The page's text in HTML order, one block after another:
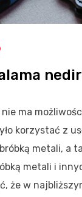
ma
korzystać z
metali, a
metali i
że w